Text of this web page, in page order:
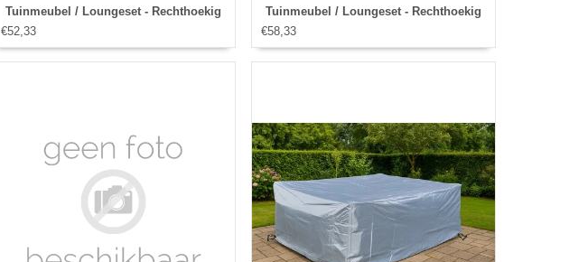
Tuinmeubel / Loungeset - Rechthoekig
€52,33
Tuinmeubel / Loungeset - Rechthoekig
€58,33